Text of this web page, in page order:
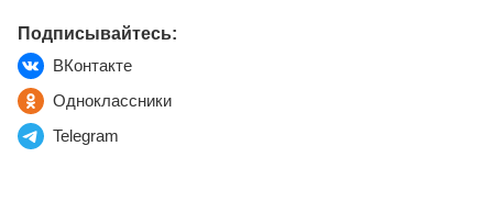
Подписывайтесь:
ВКонтакте
Одноклассники
Telegram